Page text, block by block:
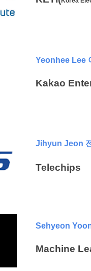
Yeonhee Lee
Kakao
Jihyun Jeon
Telechips
Sehyeon
Machine